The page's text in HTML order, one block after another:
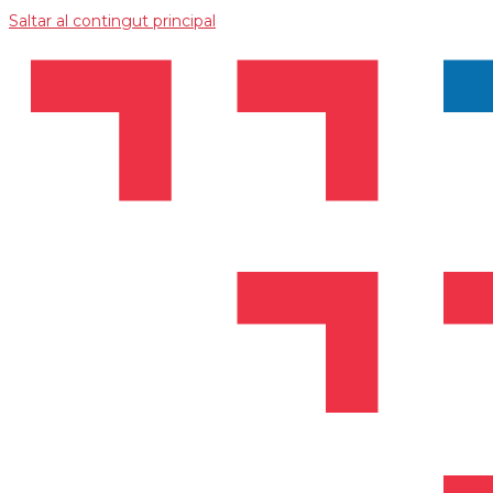
Saltar al contingut principal